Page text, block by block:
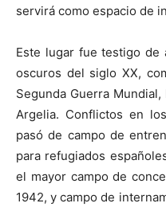
servirá como espacio de
Este lugar fue testigo de
oscuros del siglo XX,
Segunda Guerra
Argelia. Conflictos en
pasó de campo de
para refugiados
el mayor campo de
1942, y campo de